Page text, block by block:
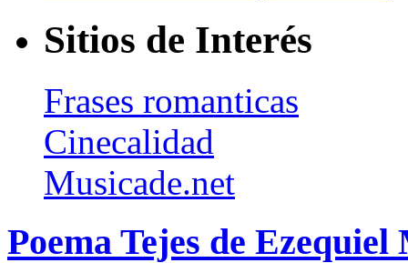
Sitios de Interés
Frases romanticas
Cinecalidad
Musicade.net
Poema Tejes de